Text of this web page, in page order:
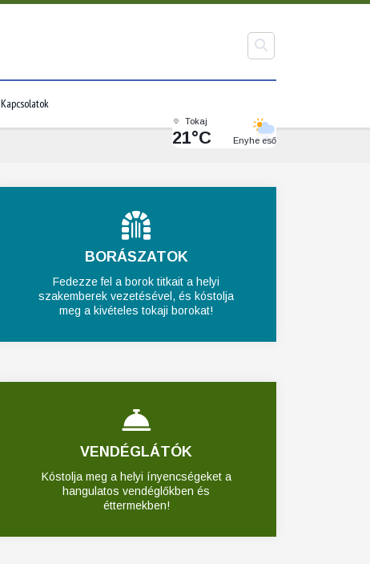
Kapcsolatok
Tokaj
21°C Enyhe eső
BORÁSZATOK
Fedezze fel a borok titkait a helyi
szakemberek vezetésével, és kóstolja
meg a kivételes tokaji borokat!
VENDÉGLÁTÓK
Kóstolja meg a helyi ínyencségeket a
hangulatos vendéglőkben és
éttermekben!